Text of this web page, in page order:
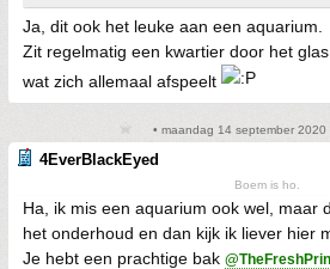
Ja, dit ook het leuke aan een aquarium.
Zit regelmatig een kwartier door het
wat zich allemaal afspeelt
• maandag 14 september 2020
4EverBlackEyed
Boem is ho.
Ha, ik mis een aquarium ook wel, maar
het onderhoud en dan kijk ik liever hier
Je hebt een prachtige bak